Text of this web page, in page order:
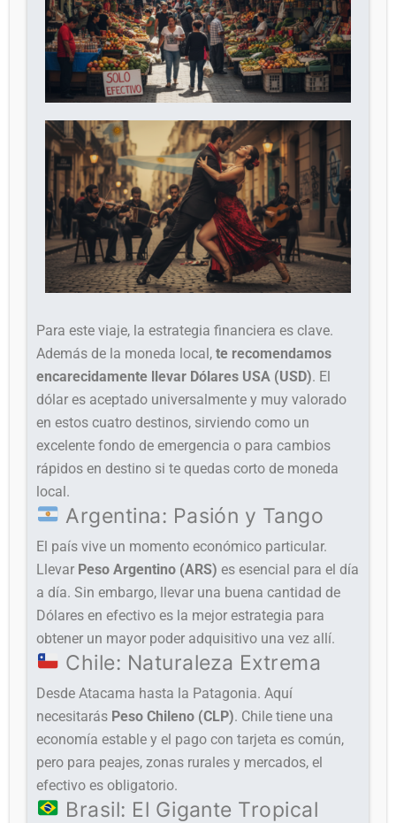
Para este viaje, la estrategia financiera es clave.
Además de la moneda local,te recomendamos
encarecidamente llevar Dólares USA (USD). El
dólar es aceptado universalmente y muy valorado
en estos cuatro destinos, sirviendo como un
excelente fondo de emergencia o para cambios
rápidos en destino si te quedas corto de moneda
local.
Argentina: Pasión y Tango
El país vive un momento económico particular.
Llevar Peso Argentino (ARS) es esencial para el día
a día. Sin embargo, llevar una buena cantidad de
Dólares en efectivo es la mejor estrategia para
obtener un mayor poder adquisitivo una vez allí.
Chile: Naturaleza Extrema
Desde Atacama hasta la Patagonia. Aquí
necesitarás Peso Chileno (CLP). Chile tiene una
economía estable y el pago con tarjeta es común,
pero para peajes, zonas rurales y mercados, el
efectivo es obligatorio.
Brasil: El Gigante Tropical